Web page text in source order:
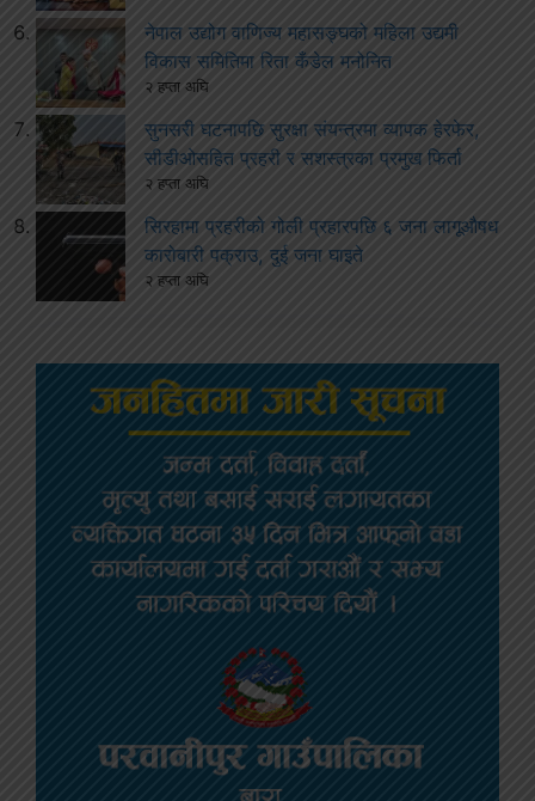
नेपाल उद्योग वाणिज्य महासङ्घको महिला उद्यमी
विकास समितिमा रिता कँडेल मनोनित
२ हप्ता अघि
सुनसरी घटनापछि सुरक्षा संयन्त्रमा व्यापक हेरफेर,
सीडीओसहित प्रहरी र सशस्त्रका प्रमुख फिर्ता
२ हप्ता अघि
सिरहामा प्रहरीको गोली प्रहारपछि ६ जना लागूऔषध
कारोबारी पक्राउ, दुई जना घाइते
२ हप्ता अघि